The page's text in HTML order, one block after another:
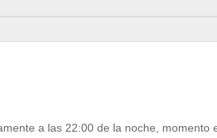
a las 22:00 de la noche, momento